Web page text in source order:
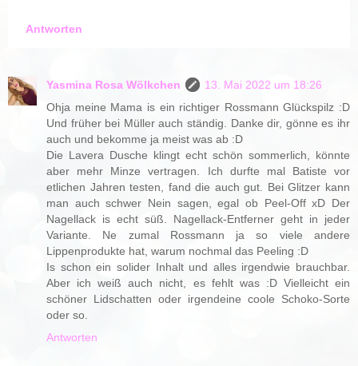
Antworten
Yasmina Rosa Wölkchen
13. Mai 2022 um 18:26
Ohja meine Mama is ein richtiger Rossmann Glückspilz :D
Und früher bei Müller auch ständig. Danke dir, gönne es ihr
auch und bekomme ja meist was ab :D
Die Lavera Dusche klingt echt schön sommerlich, könnte
aber mehr Minze vertragen. Ich durfte mal Batiste vor
etlichen Jahren testen, fand die auch gut. Bei Glitzer kann
man auch schwer Nein sagen, egal ob Peel-Off xD Der
Nagellack is echt süß. Nagellack-Entferner geht in jeder
Variante. Ne zumal Rossmann ja so viele andere
Lippenprodukte hat, warum nochmal das Peeling :D
Is schon ein solider Inhalt und alles irgendwie brauchbar.
Aber ich weiß auch nicht, es fehlt was :D Vielleicht ein
schöner Lidschatten oder irgendeine coole Schoko-Sorte
oder so.
Antworten